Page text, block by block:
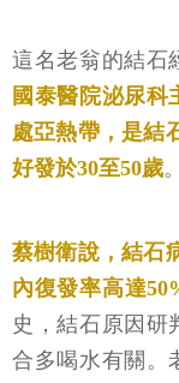
這名老翁的結石
國泰醫院泌尿科
處亞熱帶，是結
好發於30至50歲。
蔡樹衛說，結石
內復發率高達
史，結石原因研
合多喝水有關。